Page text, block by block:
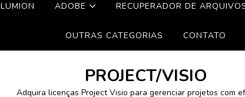
LUMION ADOBE RECUPERADOR DE
OUTRAS CATEGORIAS CONTATO
PROJECT/VISIO
Adquira licenças Project Visio para gerenciar projetos com